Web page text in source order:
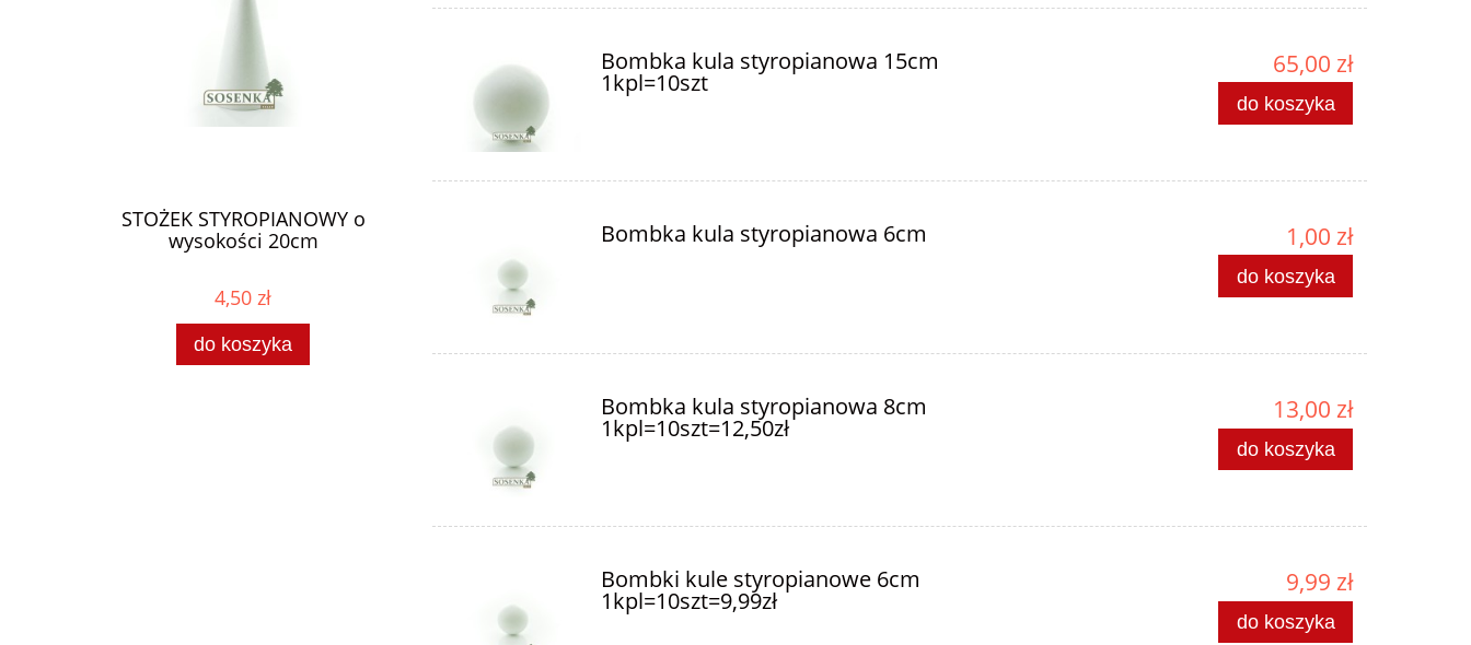
STOŻEK STYROPIANOWY o
wysokości 20cm
4,50 zł
do koszyka
Bombka kula styropianowa 15cm
1kpl=10szt
65,00 zł
do koszyka
Bombka kula styropianowa 6cm 1,00 zł
do koszyka
Bombka kula styropianowa 8cm
1kpl=10szt=12,50zł
13,00 zł
do koszyka
Bombki kule styropianowe 6cm
1kpl=10szt=9,99zł
9,99 zł
do koszyka